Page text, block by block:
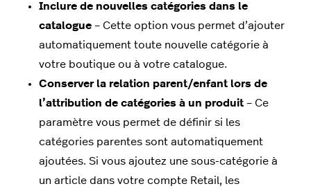
Inclure de nouvelles catégories dans le
catalogue – Cette option vous permet d’ajouter
automatiquement toute nouvelle catégorie à
votre boutique ou à votre catalogue.
Conserver la relation parent/enfant lors de
l’attribution de catégories à un produit – Ce
paramètre vous permet de définir si les
catégories parentes sont automatiquement
ajoutées. Si vous ajoutez une sous-catégorie à
un article dans votre compte Retail, les